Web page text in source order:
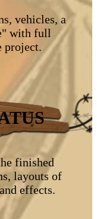
vehicles, a
with full
project.
finished
layouts of
effects.